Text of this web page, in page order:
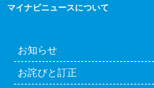
マイナビニュースについて
お知らせ
お詫びと訂正